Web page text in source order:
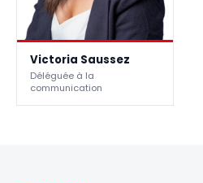
Victoria Saussez
Déléguée à la
communication